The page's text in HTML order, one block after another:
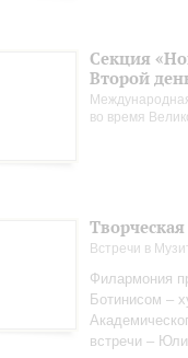
Секция
Второй
во время
Встречи в
Филармония
Ботинисом –
встречи –